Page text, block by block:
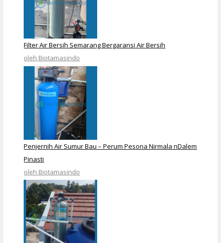
Filter Air Bersih Semarang Bergaransi Air Bersih
oleh Biotamasindo
Penjernih Air Sumur Bau – Perum Pesona Nirmala nDalem
Pinasti
oleh Biotamasindo